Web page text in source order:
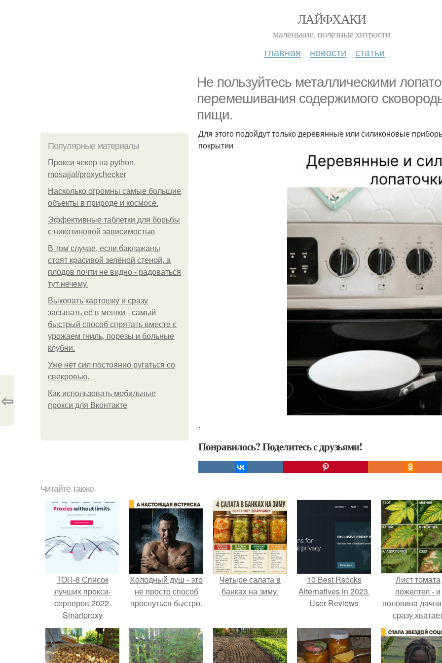
ЛАЙФХАКИ
маленькие, полезные хитрости
главная новости статьи
Не пользуйтесь металлическими
перемешивания содержимого
пищи.
Популярные материалы
Прокси чекер на python.
mosajjal/proxychecker
Насколько огромны самые большие
объекты в природе и космосе.
Эффективные таблетки для борьбы
с никотиновой зависимостью
В том случае, если баклажаны
стоят красивой зелёной стеной, а
плодов почти не видно - радоваться
тут нечему.
Выкопать картошку и сразу
засыпать её в мешки - самый
быстрый способ спрятать вместе с
урожаем гниль, порезы и больные
клубни.
Уже нет сил постоянно ругаться со
свекровью.
Как использовать мобильные
прокси для Вконтакте
Для этого подойдут только деревянные или силиконовые
покрытии
.
Понравилось? Поделитесь с друзьями!
⇦
Читайте также
ТОП-8 Список
лучших прокси-
серверов 2022.
Smartproxy
Холодный душ - это
не просто способ
проснуться быстро.
Четыре салата в
банках на зиму.
10 Best Rsocks
Alternatives in 2023.
User Reviews
Лист томата
пожелтел - и
половина
сразу
удобрение.